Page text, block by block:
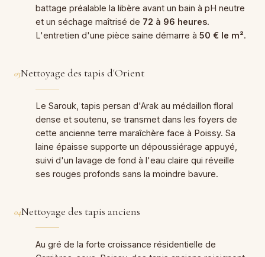
battage préalable la libère avant un bain à pH neutre
et un séchage maîtrisé de 72 à 96 heures.
L'entretien d'une pièce saine démarre à 50 € le m².
03Nettoyage des tapis d'Orient
Le Sarouk, tapis persan d'Arak au médaillon floral
dense et soutenu, se transmet dans les foyers de
cette ancienne terre maraîchère face à Poissy. Sa
laine épaisse supporte un dépoussiérage appuyé,
suivi d'un lavage de fond à l'eau claire qui réveille
ses rouges profonds sans la moindre bavure.
04Nettoyage des tapis anciens
Au gré de la forte croissance résidentielle de